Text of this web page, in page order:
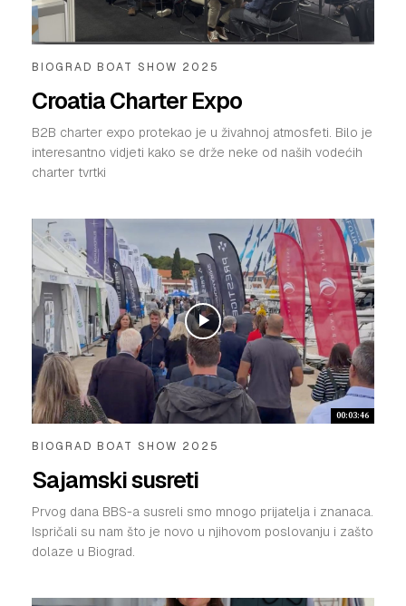
BIOGRAD BOAT SHOW 2025
Croatia Charter Expo
B2B charter expo protekao je u živahnoj atmosfeti. Bilo je
interesantno vidjeti kako se drže neke od naših vodećih
charter tvrtki
00:03:46
BIOGRAD BOAT SHOW 2025
Sajamski susreti
Prvog dana BBS-a susreli smo mnogo prijatelja i znanaca.
Ispričali su nam što je novo u njihovom poslovanju i zašto
dolaze u Biograd.